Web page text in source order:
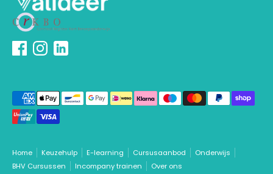
Home Keuzehulp E-learning Cursusaanbod
Onderwijs
BHV Cursussen
Incompany trainen Over ons
Geaccepteerde
betaalmethodes